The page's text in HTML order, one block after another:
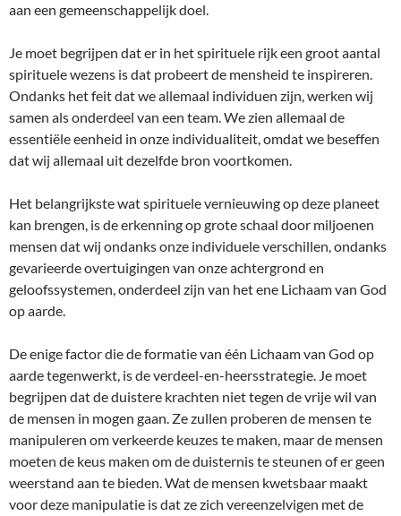
aan een gemeenschappelijk doel.
Je moet begrijpen dat er in het spirituele rijk een groot aantal
spirituele wezens is dat probeert de mensheid te inspireren.
Ondanks het feit dat we allemaal individuen zijn, werken wij
samen als onderdeel van een team. We zien allemaal de
essentiële eenheid in onze individualiteit, omdat we beseffen
dat wij allemaal uit dezelfde bron voortkomen.
Het belangrijkste wat spirituele vernieuwing op deze planeet
kan brengen, is de erkenning op grote schaal door miljoenen
mensen dat wij ondanks onze individuele verschillen, ondanks
gevarieerde overtuigingen van onze achtergrond en
geloofssystemen, onderdeel zijn van het ene Lichaam van God
op aarde.
De enige factor die de formatie van één Lichaam van God op
aarde tegenwerkt, is de verdeel-en-heersstrategie. Je moet
begrijpen dat de duistere krachten niet tegen de vrije wil van
de mensen in mogen gaan. Ze zullen proberen de mensen te
manipuleren om verkeerde keuzes te maken, maar de mensen
moeten de keus maken om de duisternis te steunen of er geen
weerstand aan te bieden. Wat de mensen kwetsbaar maakt
voor deze manipulatie is dat ze zich vereenzelvigen met de